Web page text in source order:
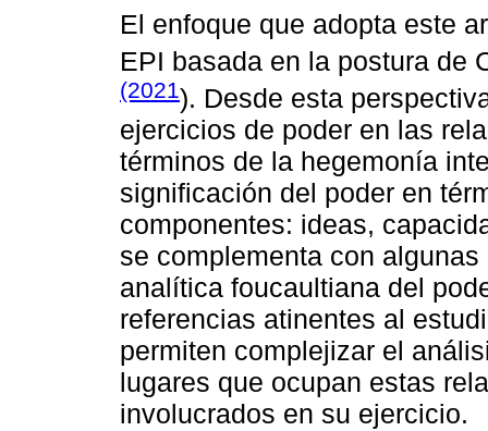
El enfoque que adopta este
EPI basada en la postura de
(2021). Desde esta
ejercicios de poder en las
términos de la hegemonía
significación del poder en
componentes: ideas,
se complementa con
analítica foucaultiana del
referencias atinentes al
permiten complejizar el
lugares que ocupan estas
involucrados en su ejercicio.